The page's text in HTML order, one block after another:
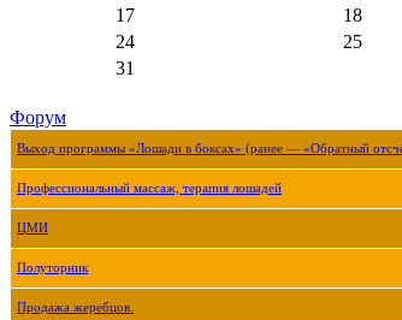
17
18
24
25
31
Форум
Выход программы «Лошади в боксах» (ранее — «Обратный
Профессиональный массаж, терапия лошадей
ЦМИ
Полуторник
Продажа жеребцов.